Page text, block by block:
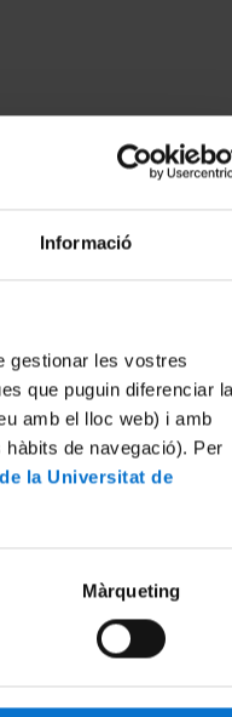
Informació
gestionar les vostres
que puguin diferenciar la
amb el lloc web) i amb
de navegació). Per
la Universitat de
Màrqueting
Refugiats:
5 May, 2017
20 anys
Drets